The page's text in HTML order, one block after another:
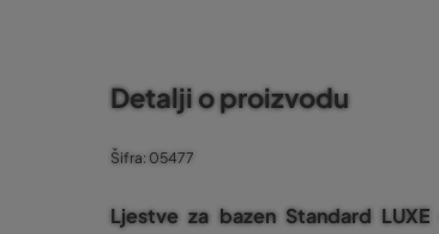
Detalji o proizvodu
Šifra: 05477
Ljestve za bazenStandard LUXE